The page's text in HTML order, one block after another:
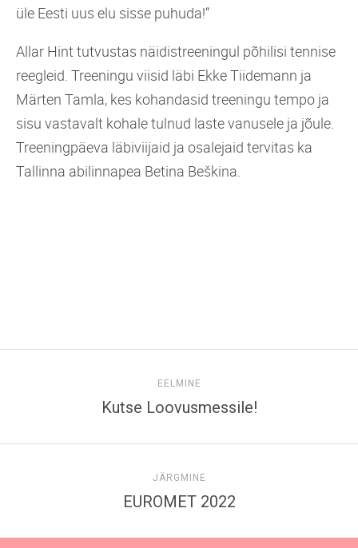
üle Eesti uus elu sisse puhuda!“
Allar Hint tutvustas näidistreeningul põhilisi tennise
reegleid. Treeningu viisid läbi Ekke Tiidemann ja
Märten Tamla, kes kohandasid treeningu tempo ja
sisu vastavalt kohale tulnud laste vanusele ja jõule.
Treeningpäeva läbiviijaid ja osalejaid tervitas ka
Tallinna abilinnapea Betina Beškina.
EELMINE
Kutse Loovusmessile!
JÄRGMINE
EUROMET 2022